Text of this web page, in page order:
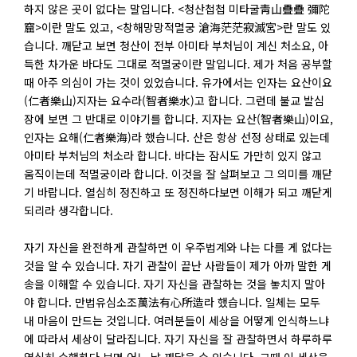
하지 않은 곳이 없다는 말입니다. <청산첩첩 미타굴靑山疊疊 彌陀
窟>이란 말도 있고, <창해망망적멸궁 滄海茫茫寂滅宮>란 말도 있
습니다. 깨닫고 보면 청산이 전부 아미타 부처님이 계신 처소요, 아
득한 차가운 바다도 그대로 적멸궁이란 말입니다. 제가 처음 공부할
때 아주 의심이 가는 것이 있었습니다. 유가에서는 인자는 요산이요
(仁者樂山)지자는 요수라(智者樂水)고 합니다. 그런데 불교 발심
장에 보면 그 반대로 이야기를 합니다. 지자는 요산(智者樂山)이요,
인자는 요해(仁者樂海)라 했습니다. 산은 항상 선정 상태로 있는데
아미타 부처님의 처소라 합니다. 바다는 잠시도 가만히 있지 않고
움직이는데 적멸궁이라 합니다. 이것을 잘 살펴보고 그 의미를 깨닫
기 바랍니다. 열심히 정진하고 또 정진하다보면 이해가 되고 깨닫게
되리라 생각합니다.
자기 자신을 완전하게 관찰하면 이 우주법계와 나는 다를 게 없다는
것을 알 수 있습니다. 자기 관찰이 끝난 사람들이 제가 아까 말한 게
송을 이해할 수 있습니다. 자기 자신을 관찰하는 것을 놓치지 말아
야 합니다. 만법유심소조萬法有心所造라 했습니다. 일체는 모두
내 마음이 만드는 것입니다. 여러분들이 세상을 어떻게 인식하느냐
에 따라서 세상이 달라집니다. 자기 자신을 잘 관찰하면서 하루하루